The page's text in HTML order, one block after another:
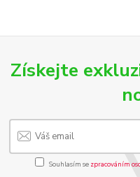
Získejte
Souhlasím se zpracováním